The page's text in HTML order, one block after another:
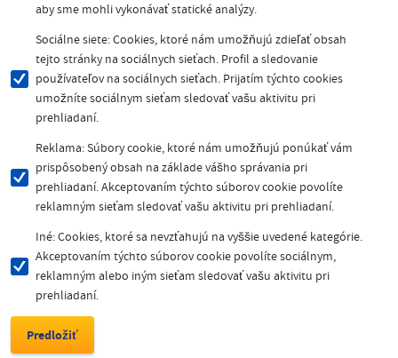
aby sme mohli vykonávať statické analýzy.
Sociálne siete: Cookies, ktoré nám umožňujú zdieľať obsah
tejto stránky na sociálnych sieťach. Profil a sledovanie
používateľov na sociálnych sieťach. Prijatím týchto cookies
umožníte sociálnym sieťam sledovať vašu aktivitu pri
prehliadaní.
Reklama: Súbory cookie, ktoré nám umožňujú ponúkať vám
prispôsobený obsah na základe vášho správania pri
prehliadaní. Akceptovaním týchto súborov cookie povolíte
reklamným sieťam sledovať vašu aktivitu pri prehliadaní.
Iné: Cookies, ktoré sa nevzťahujú na vyššie uvedené kategórie.
Akceptovaním týchto súborov cookie povolíte sociálnym,
reklamným alebo iným sieťam sledovať vašu aktivitu pri
prehliadaní.